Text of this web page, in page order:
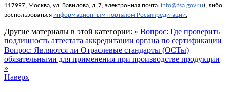
117997, Москва, ул. Вавилова, д. 7; электронная почта: info@fsa.gov.ru), либо
воспользоваться информационным порталом Росаккредитации.
Другие материалы в этой категории: « Вопрос: Где проверить
подлинность аттестата аккредитации органа по сертификации
Вопрос: Являются ли Отраслевые стандарты (ОСТы)
обязательными для применения при производстве продукции
»
Наверх